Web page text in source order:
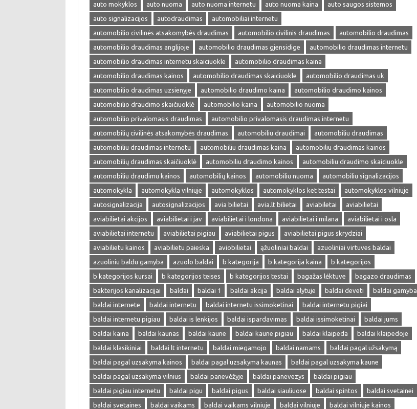
auto mokyklos
auto nuoma auto nuoma internetu auto nuoma kaina
auto saugos sistemos
auto signalizacijos
autodraudimas
automobiliai internetu
automobilio civilinės atsakomybės draudimas
automobilio civilinis draudimas
automobilio draudimas
automobilio draudimas anglijoje
automobilio draudimas gjensidige
automobilio draudimas internetu
automobilio draudimas internetu skaiciuokle
automobilio draudimas kaina
automobilio draudimas kainos
automobilio draudimas skaiciuokle
automobilio draudimas uk
automobilio draudimas uzsienyje
automobilio draudimo kaina
automobilio draudimo kainos
automobilio draudimo skaičiuoklė
automobilio kaina
automobilio nuoma
automobilio privalomasis draudimas
automobilio privalomasis draudimas internetu
automobilių civilinės atsakomybės draudimas
automobiliu draudimai
automobiliu draudimas
automobiliu draudimas internetu
automobiliu draudimas kaina
automobiliu draudimas kainos
automobilių draudimas skaičiuoklė
automobiliu draudimo kainos
automobiliu draudimo skaiciuokle
automobiliu draudimu kainos
automobilių kainos automobiliu nuoma
automobiliu signalizacijos
automokykla
automokykla vilniuje automokyklos automokyklos ket testai
automokyklos vilniuje
autosignalizacija
autosignalizacijos avia bilietai avia.lt bilietai aviabiletai
aviabilietai
aviabilietai akcijos
aviabilietai i jav aviabilietai i londona aviabilietai i milana
aviabilietai i osla
aviabilietai internetu
aviabilietai pigiau aviabilietai pigus
aviabilietai pigus skrydziai
aviabilietu kainos
aviabilietu paieska aviobilietai ąžuoliniai baldai
azuoliniai virtuves baldai
azuoliniu baldu gamyba
azuolo baldai b kategorija b kategorija kaina
b kategorijos
b kategorijos kursai
b kategorijos teises b kategorijos testai bagažas lėktuve
bagazo draudimas
bakterijos kanalizacijai
baldai baldai 1 baldai akcija baldai alytuje baldai deveti
baldai gamyba
baldai internete
baldai internetu baldai internetu issimoketinai
baldai internetu pigiai
baldai internetu pigiau
baldai is lenkijos baldai ispardavimas baldai issimoketinai
baldai jums
baldai kaina
baldai kaunas baldai kaune baldai kaune pigiau baldai klaipeda
baldai klaipedoje
baldai klasikiniai
baldai lt internetu baldai miegamojo baldai namams
baldai pagal užsakymą
baldai pagal uzsakyma kainos
baldai pagal uzsakyma kaunas
baldai pagal uzsakyma kaune
baldai pagal uzsakyma vilnius
baldai panevėžyje baldai panevezys
baldai pigiau
baldai pigiau internetu
baldai pigu baldai pigus baldai siauliuose baldai spintos
baldai svetainei
baldai svetaines
baldai vaikams baldai vaikams vilniuje baldai vilniuje
baldai vilniuje kainos